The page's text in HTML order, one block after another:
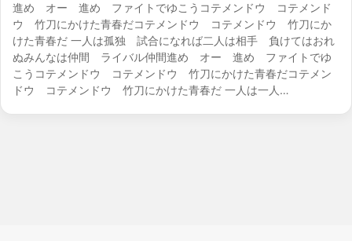
進め オー 進め ファイトでゆこうコテメンドウ コテメンド
ウ 竹刀にかけた青春だコテメンドウ コテメンドウ 竹刀にか
けた青春だ 一人は孤独 試合になれば二人は相手 負けてはおれ
ぬみんなは仲間 ライバル仲間進め オー 進め ファイトでゆ
こうコテメンドウ コテメンドウ 竹刀にかけた青春だコテメン
ドウ コテメンドウ 竹刀にかけた青春だ 一人は一人…